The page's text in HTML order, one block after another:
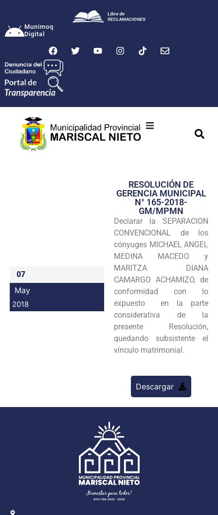
Munimoq
Digital
Transparencia
Seguridad
Programas
Intranet
07
May
2018
RESOLUCIÓN DE
GERENCIA MUNICIPAL
N° 165-2018-
GM/MPMN
Declarar la SEPARACION
CONVENCIONAL de los
cónyuges MICHAEL ANGEL
MEDINA MACEDO y
MARITZA DIANA
CAMARGO ACHAMIZO, de
conformidad con lo
expuesto en la parte
considerativa de la
presente Resolución,
quedando subsistente el
vínculo matrimonial.
Descargar